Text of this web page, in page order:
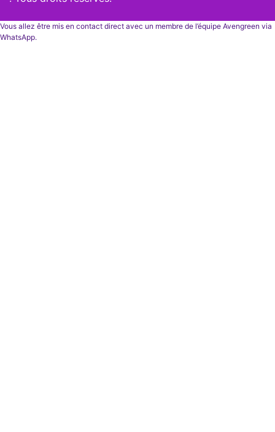
Vous allez être mis en contact direct avec un membre de l’équipe Avengreen via
WhatsApp.